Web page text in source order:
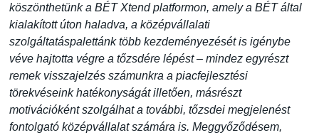
köszönthetünk a BÉT Xtend platformon, amely a BÉT által
kialakított úton haladva, a középvállalati
szolgáltatáspalettánk több kezdeményezését is igénybe
véve hajtotta végre a tőzsdére lépést – mindez egyrészt
remek visszajelzés számunkra a piacfejlesztési
törekvéseink hatékonyságát illetően, másrészt
motivációként szolgálhat a további, tőzsdei megjelenést
fontolgató középvállalat számára is. Meggyőződésem,